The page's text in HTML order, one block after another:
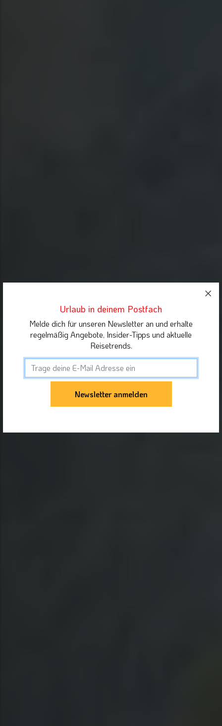
Urlaub in deinem Postfach
Melde dich für unseren Newsletter an und erhalte
regelmäßig Angebote, Insider-Tipps und aktuelle
Reisetrends.